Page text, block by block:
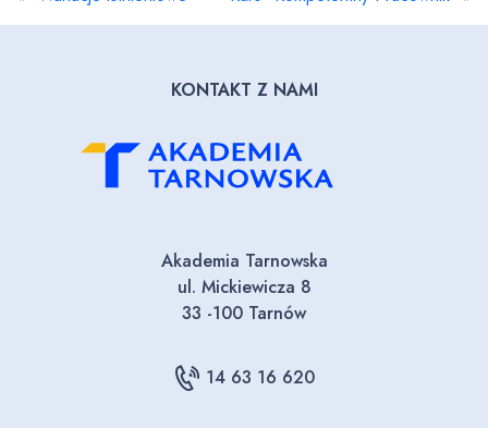
KONTAKT Z NAMI
Akademia Tarnowska
ul. Mickiewicza 8
33 -100 Tarnów
14 63 16 620